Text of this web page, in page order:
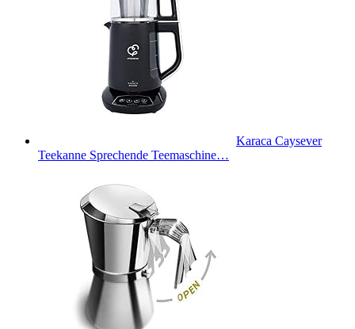
Karaca Caysever
Teekanne Sprechende Teemaschine…